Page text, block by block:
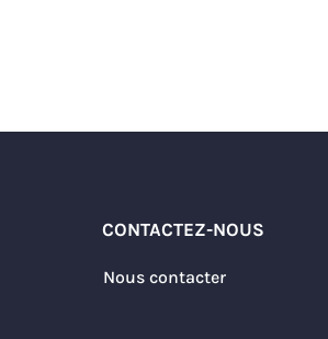
CONTACTEZ-NOUS
Nous contacter